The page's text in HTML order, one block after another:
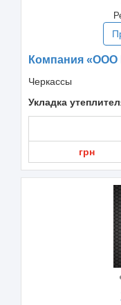
Компания «ООО
Черкассы
Укладка
грн